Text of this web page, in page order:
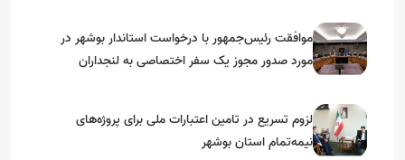
موافقت رئیس‌جمهور با درخواست استاندار بوشهر در
مورد صدور مجوز یک سفر اختصاصی به لنجداران
لزوم تسریع در تامین اعتبارات ملی برای پروژه‌های
نیمه‌تمام استان بوشهر